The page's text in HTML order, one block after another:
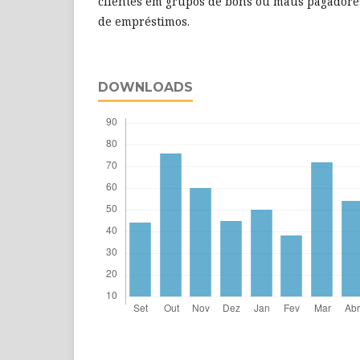
de empréstimos.
DOWNLOADS